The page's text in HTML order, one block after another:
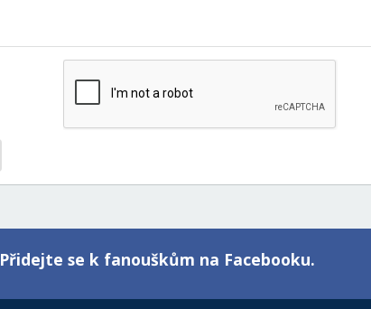
Přidejte se k fanouškům na Facebooku.